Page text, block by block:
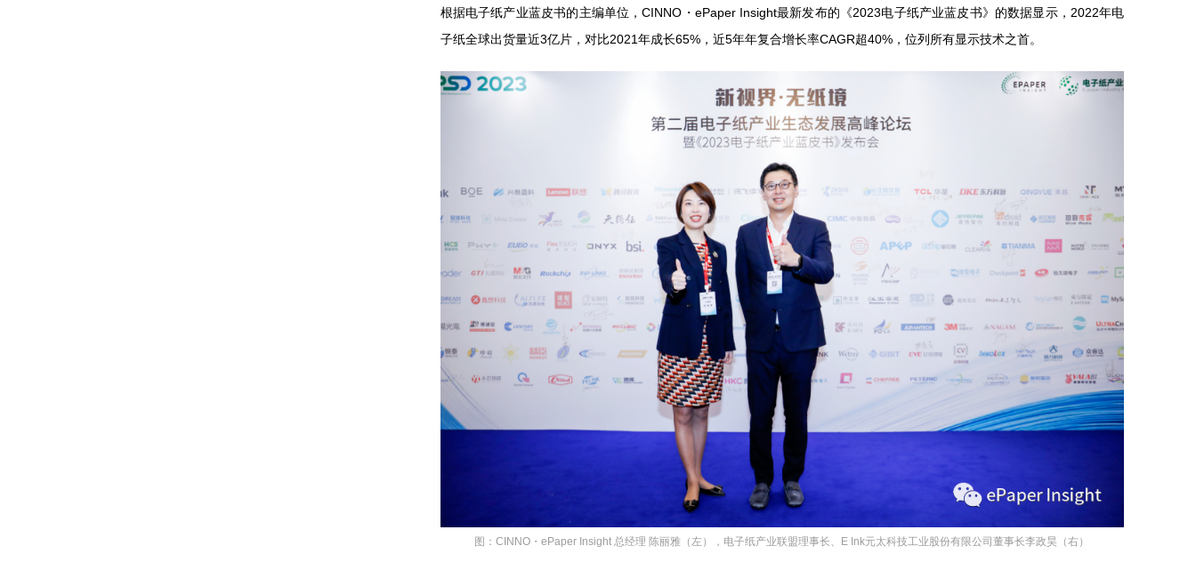
根据电子纸产业蓝皮书的主编单位，CINNO・ePaper Insight最新发布的《2023电子纸产业蓝皮书》的数据显示，2022年电
子纸全球出货量近3亿片，对比2021年成长65%，近5年年复合增长率CAGR超40%，位列所有显示技术之首。
图：CINNO・ePaper Insight 总经理 陈丽雅（左），电子纸产业联盟理事长、E Ink元太科技工业股份有限公司董事长李政昊（右）